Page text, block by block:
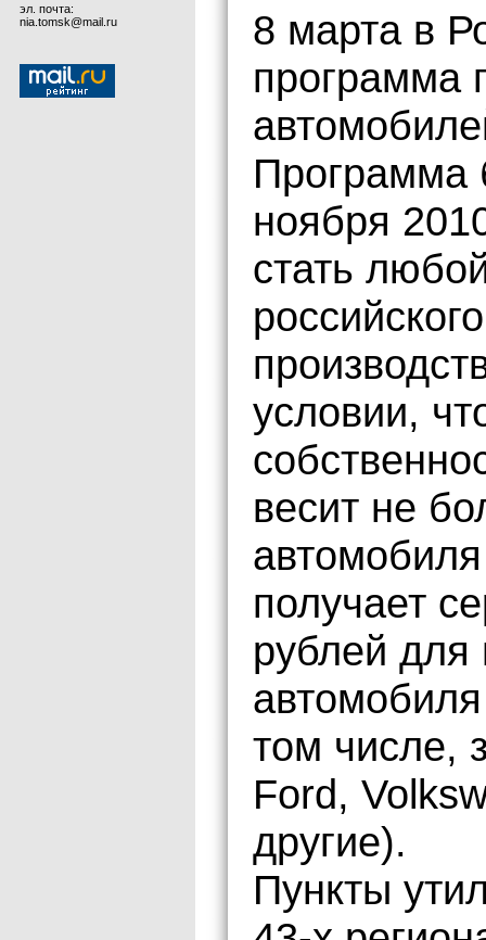
эл. почта:
nia.tomsk@mail.ru
8 марта в
программа
Программа
ноября
стать
условии,
весит не
получает
рублей для
том числе,
Ford,
другие).
Пункты